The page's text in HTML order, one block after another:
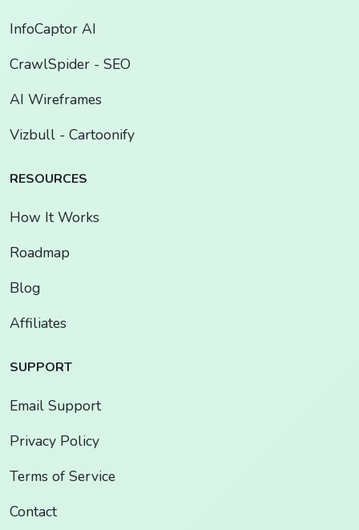
InfoCaptor AI
CrawlSpider - SEO
AI Wireframes
Vizbull - Cartoonify
RESOURCES
How It Works
Roadmap
Blog
Affiliates
SUPPORT
Email Support
Privacy Policy
Terms of Service
Contact